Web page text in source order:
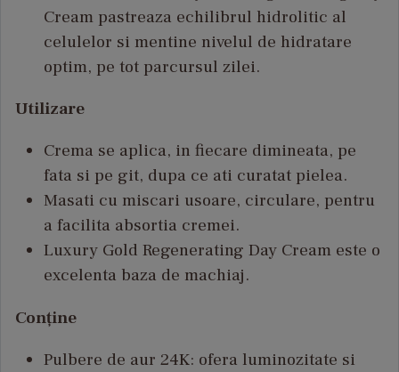
Cream pastreaza echilibrul hidrolitic al
celulelor si mentine nivelul de hidratare
optim, pe tot parcursul zilei.
Utilizare
Crema se aplica, in fiecare dimineata, pe
fata si pe git, dupa ce ati curatat pielea.
Masati cu miscari usoare, circulare, pentru
a facilita absortia cremei.
Luxury Gold Regenerating Day Cream este o
excelenta baza de machiaj.
Conține
Pulbere de aur 24K: ofera luminozitate si